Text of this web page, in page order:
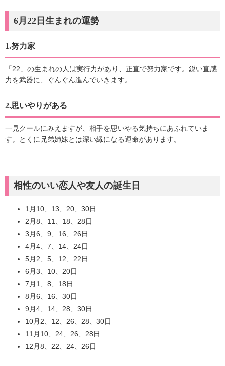
6月22日生まれの運勢
1.努力家
「22」の生まれの人は実行力があり、正直で努力家です。鋭い直感
力を武器に、ぐんぐん進んでいきます。
2.思いやりがある
一見クールにみえますが、相手を思いやる気持ちにあふれていま
す。とくに兄弟姉妹とは深い縁になる運命があります。
相性のいい恋人や友人の誕生日
1月10、13、20、30日
2月8、11、18、28日
3月6、9、16、26日
4月4、7、14、24日
5月2、5、12、22日
6月3、10、20日
7月1、8、18日
8月6、16、30日
9月4、14、28、30日
10月2、12、26、28、30日
11月10、24、26、28日
12月8、22、24、26日